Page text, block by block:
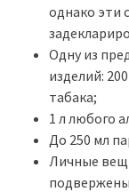
однако эти
Одну из
изделий:
табака;
1 л любого
До 250 мл
Личные